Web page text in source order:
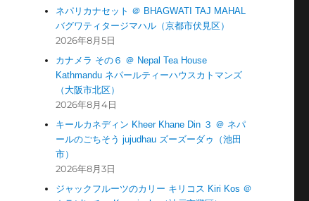
ネパリカナセット ＠ BHAGWATI TAJ MAHAL
バグワティタージマハル（京都市伏見区）
2026年8月5日
カナメラ その６ ＠ Nepal Tea House
Kathmandu ネパールティーハウスカトマンズ
（大阪市北区）
2026年8月4日
キールカネディン Kheer Khane Din ３ ＠ ネパ
ールのごちそう jujudhau ズーズーダゥ（池田
市）
2026年8月3日
ジャックフルーツのカリー キリコス Kiri Kos ＠